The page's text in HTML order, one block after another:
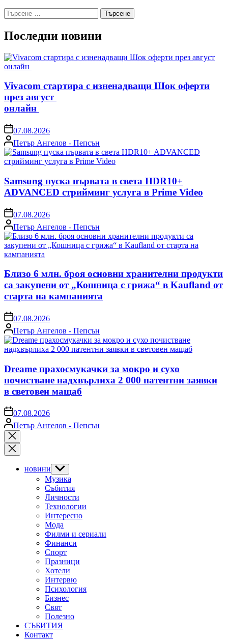
Търсене
за:
Последни новини
Vivacom стартира с изненадващи Шок оферти
през август
онлайн
on07.08.2026
Posted
by
Петър Ангелов - Пепсън
Samsung пуска първата в света HDR10+
ADVANCED стрийминг услуга в Prime Video
on07.08.2026
Posted
by
Петър Ангелов - Пепсън
Близо 6 млн. броя основни хранителни продукти
са закупени от „Кошница с грижа“ в Kaufland от
старта на кампанията
on07.08.2026
Posted
by
Петър Ангелов - Пепсън
Dreame прахосмукачки за мокро и сухо
почистване надхвърлиха 2 000 патентни заявки
в световен мащаб
on07.08.2026
Posted
by
Петър Ангелов - Пепсън
Close
search
новини Show
sub
menu
Музика
Събития
Личности
Технологии
Интересно
Мода
Филми и сериали
Финанси
Спорт
Празници
Хотели
Интервю
Психология
Бизнес
Свят
Полезно
СЪБИТИЯ
Контакт